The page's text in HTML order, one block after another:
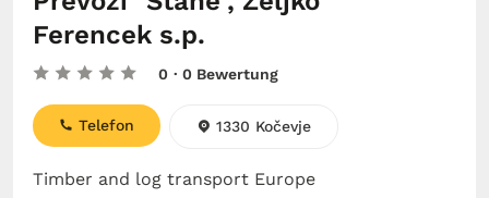
Ferencek s.p.
0 · 0 Bewertung
Timber and log transport Europe
Telefon 1330 Kočevje